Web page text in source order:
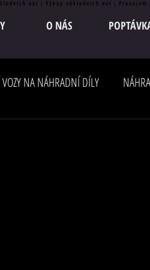
O NÁS
aut | Výkup nákladních aut |
NA NÁHRADNÍ DÍLY